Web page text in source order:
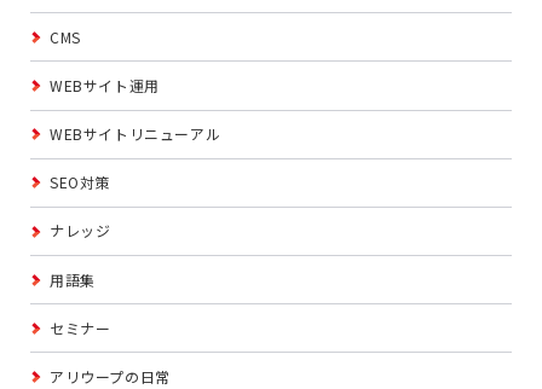
CMS
WEBサイト運用
WEBサイトリニューアル
SEO対策
ナレッジ
用語集
セミナー
アリウープの日常